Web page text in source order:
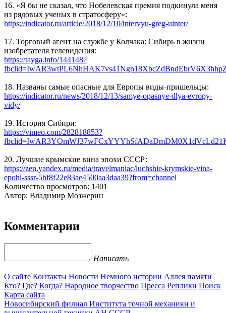
16. «Я бы не сказал, что Нобелевская премия подкинула меня
из рядовых ученых в стратосферу»:
https://indicator.ru/article/2018/12/10/intervyu-greg-uinter/
17. Торговый агент на службе у Колчака: Сибирь в жизни
изобретателя телевидения:
https://tayga.info/144148?
18. Названы самые опасные для Европы виды-пришельцы:
https://indicator.ru/news/2018/12/13/samye-opasnye-dlya-evropy-
vidy/
19. История Сибири:
https://vimeo.com/282818853?
20. Лучшие крымские вина эпохи СССР:
https://zen.yandex.ru/media/travelmaniac/luchshie-krymskie-vina-
epohi-sssr-5bf8f22e83ae4500aa3daa39?from=channel
Количество просмотров: 1401
Автор: Владимир Мозжерин
Комментарии
Написать
О сайте Контакты Новости Немного истории Аллея памяти
Кто? Где? Когда? Народное творчество Пресса Реплики Поиск
Карта сайта
Новосибирский филиал Института точной механики и